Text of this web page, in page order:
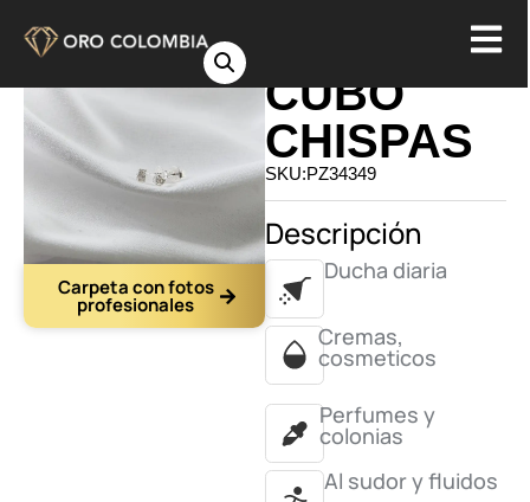
Carpeta con fotos
profesionales
CUBO
CHISPAS
SKU:PZ34349
Descripción
Ducha diaria
Cremas,
cosmeticos
Perfumes y
colonias
Al sudor y fluidos